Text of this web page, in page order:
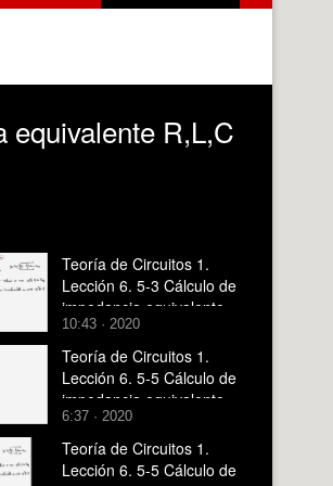
equivalente R,L,C
Teoría de Circuitos 1.
Lección 6. 5-3 Cálculo de
impedancia equivalente
R,L,C en casos no
reducibles
10:43 · 2020
Teoría de Circuitos 1.
Lección 6. 5-5 Cálculo de
impedancia equivalente
R,L,C con fuentes
independientes
6:37 · 2020
Teoría de Circuitos 1.
Lección 6. 5-5 Cálculo de